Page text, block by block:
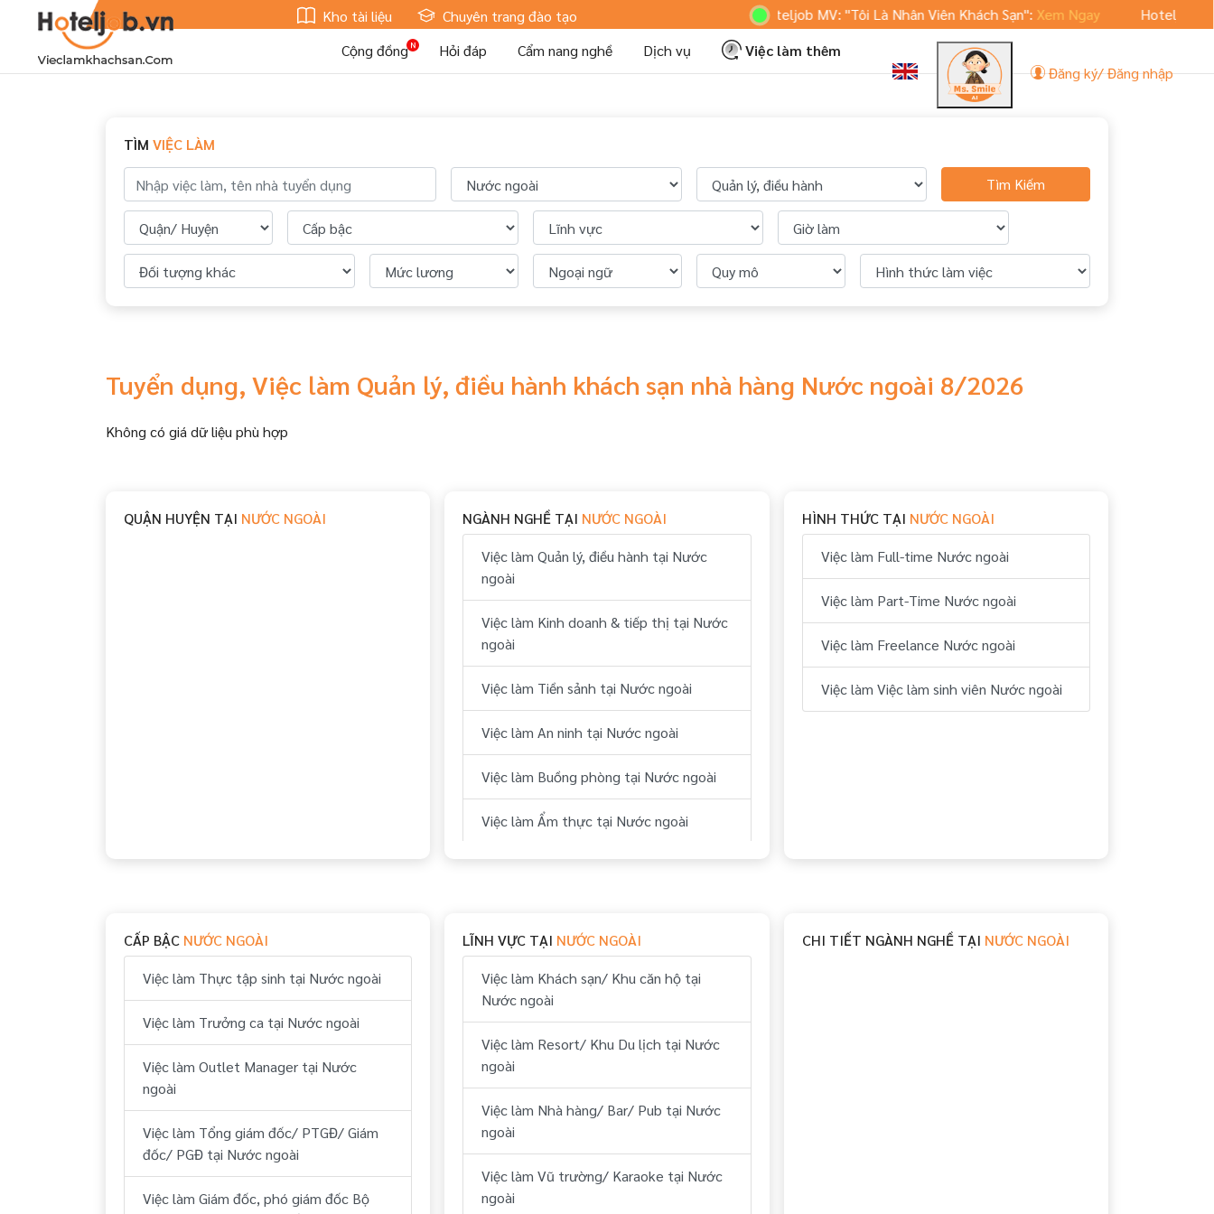
Kho tài liệu Chuyên trang đào tạo Hoteljob MV: "Tôi Là Nhân Viên Khách Sạn":Xem Ngay
Hoteljob.vn ra
Cộng đồng
Hỏi đáp Cẩm nang nghề Dịch vụ
Việc làm thêm
Đăng ký/ Đăng nhập
TÌM VIỆC LÀM
Tìm Kiếm
Tuyển dụng, Việc làm Quản lý, điều hành khách sạn nhà hàng Nước ngoài 8/2026
Không có giá dữ liệu phù hợp
QUẬN HUYỆN TẠI NƯỚC NGOÀI NGÀNH NGHỀ TẠI NƯỚC NGOÀI
Việc làm Quản lý, điều hành tại Nước
ngoài
Việc làm Kinh doanh & tiếp thị tại Nước
ngoài
Việc làm Tiền sảnh tại Nước ngoài
Việc làm An ninh tại Nước ngoài
Việc làm Buồng phòng tại Nước ngoài
Việc làm Ẩm thực tại Nước ngoài
Việc làm Vui chơi & giải trí tại Nước
ngoài
Việc làm Hành chính, nhân sự tại Nước
ngoài
Việc làm Tài chính, kế toán tại Nước
ngoài
Việc làm Kỹ thuật tại Nước ngoài
Việc làm Lái xe tại Nước ngoài
HÌNH THỨC TẠI NƯỚC NGOÀI
Việc làm Full-time Nước ngoài
Việc làm Part-Time Nước ngoài
Việc làm Freelance Nước ngoài
Việc làm Việc làm sinh viên Nước ngoài
CẤP BẬC NƯỚC NGOÀI
Việc làm Thực tập sinh tại Nước ngoài
Việc làm Trưởng ca tại Nước ngoài
Việc làm Outlet Manager tại Nước
ngoài
Việc làm Tổng giám đốc/ PTGĐ/ Giám
đốc/ PGĐ tại Nước ngoài
Việc làm Giám đốc, phó giám đốc Bộ
LĨNH VỰC TẠI NƯỚC NGOÀI
Việc làm Khách sạn/ Khu căn hộ tại
Nước ngoài
Việc làm Resort/ Khu Du lịch tại Nước
ngoài
Việc làm Nhà hàng/ Bar/ Pub tại Nước
ngoài
Việc làm Vũ trường/ Karaoke tại Nước
ngoài
CHI TIẾT NGÀNH NGHỀ TẠI NƯỚC NGOÀI